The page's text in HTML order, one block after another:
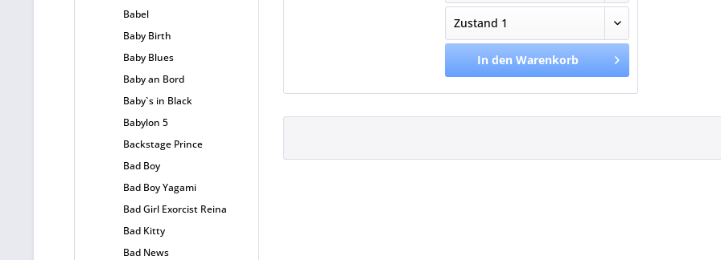
Babel
Baby Birth
Baby Blues
Baby an Bord
Baby`s in Black
Babylon 5
Backstage Prince
Bad Boy
Bad Boy Yagami
Bad Girl Exorcist Reina
Bad Kitty
Bad News
In den Warenkorb